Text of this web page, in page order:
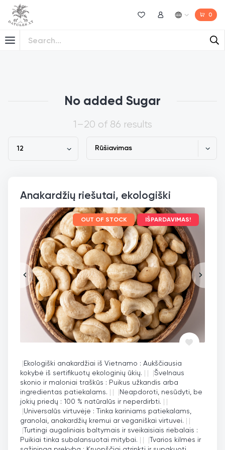
Norų sąrašas
Mano paskyra 0
No added Sugar
1–20 of 86 results
Anakardžių riešutai, ekologiški
OUT OF STOCK IŠPARDAVIMAS!
|Ekologiški anakardžiai iš Vietnamo : Aukščiausia
kokybė iš sertifikuotų ekologinių ūkių. | | |Švelnaus
skonio ir maloniai traškūs : Puikus užkandis arba
ingredientas patiekalams. | | |Neapdoroti, nesūdyti, be
jokių priedų : 100 % natūralūs ir neperdirbti. | |
|Universalūs virtuvėje : Tinka kariniams patiekalams,
granolai, anakardžių kremui ar veganiškai virtuvei. | |
|Turtingi augaliniais baltymais ir sveikaisiais riebalais :
Puikiai tinka subalansuotai mitybai. | | |Tvarios kilmės ir